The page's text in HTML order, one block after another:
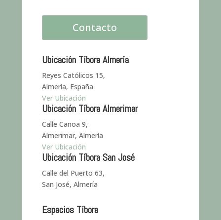
Contacto
Ubicación Tíbora Almería
Reyes Católicos 15,
Almería, España
Ver Ubicación
Ubicación Tíbora Almerimar
Calle Canoa 9,
Almerimar, Almería
Ver Ubicación
Ubicación Tíbora San José
Calle del Puerto 63,
San José, Almería
Espacios Tíbora